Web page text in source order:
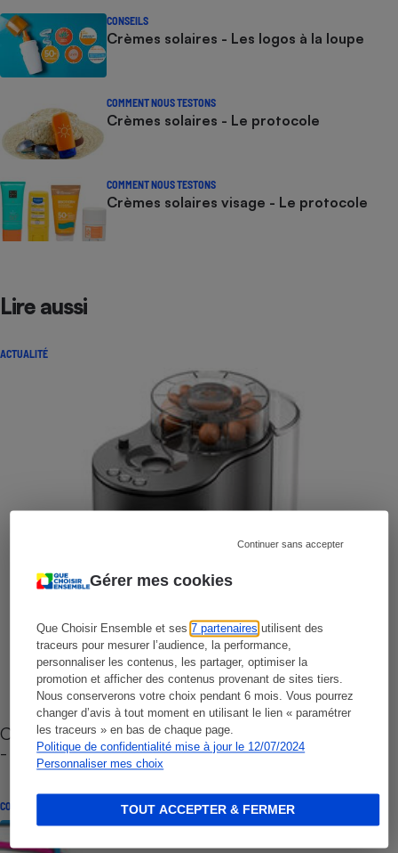
Gérer mes cookies
Que Choisir Ensemble et ses7 partenaires utilisent des
traceurs pour mesurer l’audience, la performance,
personnaliser les contenus, les partager, optimiser la
promotion et afficher des contenus provenant de sites tiers.
Nous conserverons votre choix pendant 6 mois. Vous pourrez
changer d’avis à tout moment en utilisant le lien « paramétrer
les traceurs » en bas de chaque page.
Politique de confidentialité mise à jour le 12/07/2024
Personnaliser mes choix
Continuer sans accepter
TOUT ACCEPTER & FERMER
CONSEILS
Crèmes solaires - Les logos à la loupe
COMMENT NOUS TESTONS
Crèmes solaires - Le protocole
COMMENT NOUS TESTONS
Crèmes solaires visage - Le protocole
Lire aussi
ACTUALITÉ
Cafetière à capsules zéro déchet CoffeeB (vidéo)
- Premières impressions
CONSEILS